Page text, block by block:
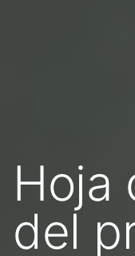
Hoja
del